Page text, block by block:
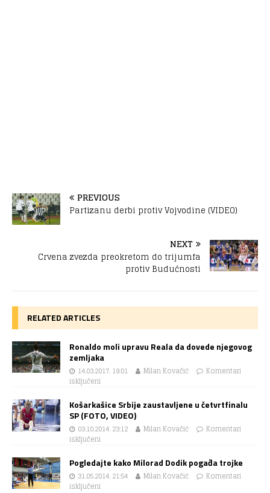
PREVIOUS
Partizanu derbi protiv Vojvodine (VIDEO)
NEXT
Crvena zvezda preokretom do trijumfa
protiv Budućnosti
RELATED ARTICLES
Ronaldo moli upravu Reala da dovede njegovog
zemljaka
14.03.2017. 19:01 Milan Kovačić
Komentari
isključeni
Košarkašice Srbije zaustavljene u četvrtfinalu
SP (FOTO, VIDEO)
03.10.2014. 23:12 Milan Kovačić
Komentari
isključeni
Pogledajte kako Milorad Dodik pogađa trojke
31.05.2014. 21:54 Milan Kovačić
Komentari
isključeni